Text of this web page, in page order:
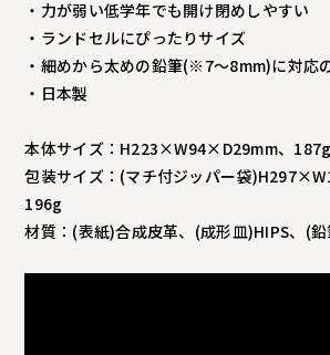
・力が弱い低学年でも開け閉めしやすい
・ランドセルにぴったりサイズ
・細めから太めの鉛筆(※7～8mm)に対応
・日本製
本体サイズ：H223×W94×D29mm、187g
包装サイズ：(マチ付ジッパー袋
196g
材質：(表紙)合成皮革、(成形皿)HIPS、(